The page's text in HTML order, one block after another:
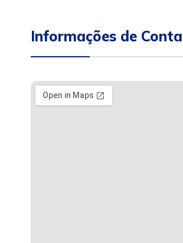
Informações de